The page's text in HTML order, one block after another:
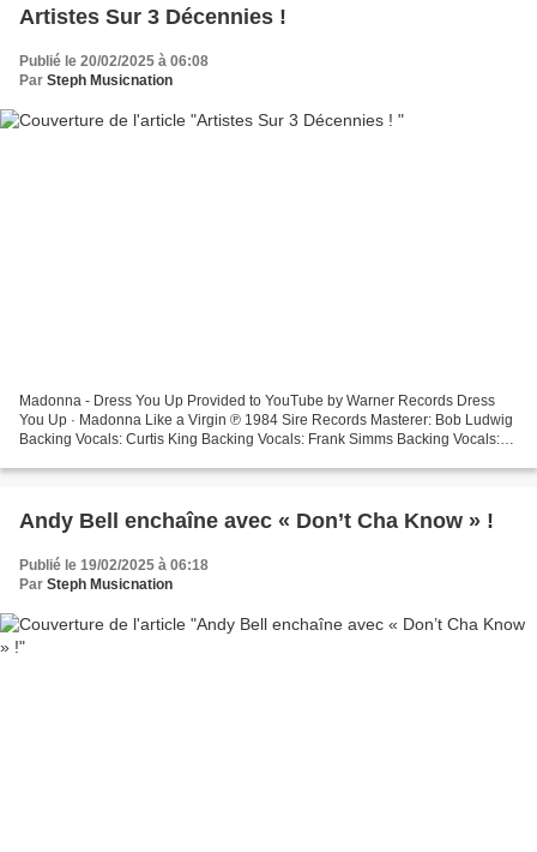
Artistes Sur 3 Décennies !
Publié le 20/02/2025 à 06:08
Par Steph Musicnation
Madonna - Dress You Up Provided to YouTube by Warner Records Dress
You Up · Madonna Like a Virgin ℗ 1984 Sire Records Masterer: Bob Ludwig
Backing Vocals: Curtis King Backing Vocals: Frank Simms Backing Vocals:
Andy Bell enchaîne avec « Don’t Cha Know » !
Publié le 19/02/2025 à 06:18
Par Steph Musicnation